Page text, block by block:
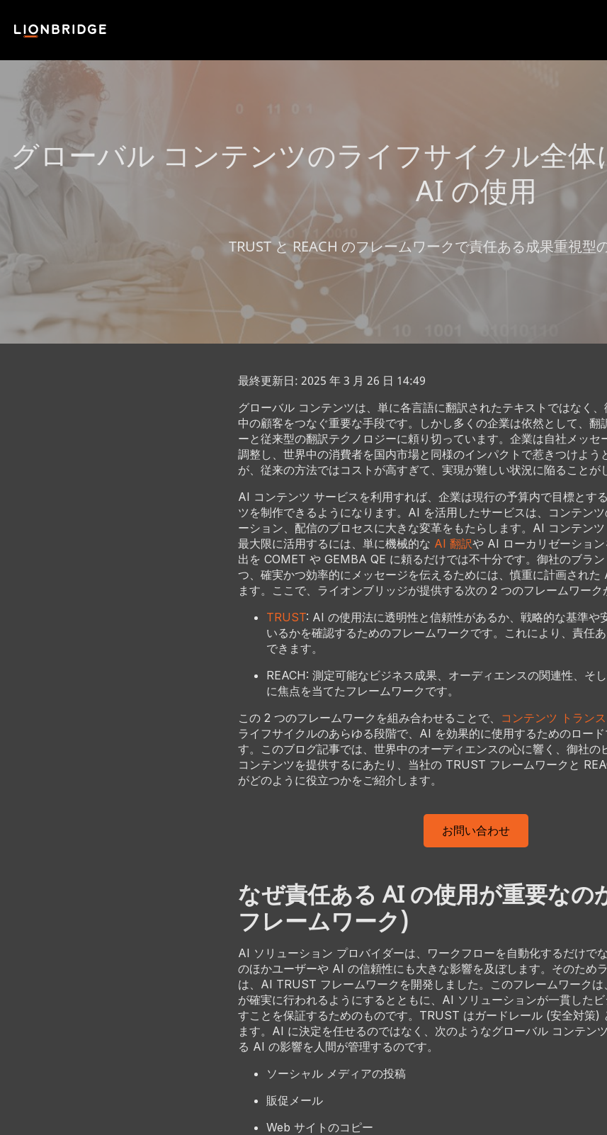
グローバル コンテンツのライフサイクル全
AI の使用
TRUST と REACH のフレームワークで責任ある成果重視型
最終更新日: 2025 年 3 月 26 日 14:49
グローバル コンテンツは、単に各言語に翻訳されたテキストではなく
中の顧客をつなぐ重要な手段です。しかし多くの企業は依然として、翻
ーと従来型の翻訳テクノロジーに頼り切っています。企業は自社メッセ
調整し、世界中の消費者を国内市場と同様のインパクトで惹きつけよう
が、従来の方法ではコストが高すぎて、実現が難しい状況に陥ることが
AI コンテンツ サービスを利用すれば、企業は現行の予算内で目標とす
ツを制作できるようになります。AI を活用したサービスは、コンテン
ーション、配信のプロセスに大きな変革をもたらします。AI コンテン
最大限に活用するには、単に機械的な AI 翻訳や AI ローカリゼーショ
出を COMET や GEMBA QE に頼るだけでは不十分です。御社のブラ
つ、確実かつ効率的にメッセージを伝えるためには、慎重に計画された
ます。ここで、ライオンブリッジが提供する次の 2 つのフレームワーク
TRUST: AI の使用法に透明性と信頼性があるか、戦略的な基準や
いるかを確認するためのフレームワークです。これにより、責任
できます。
REACH: 測定可能なビジネス成果、オーディエンスの関連性、そ
に焦点を当てたフレームワークです。
この 2 つのフレームワークを組み合わせることで、 コンテンツ トラン
ライフサイクルのあらゆる段階で、AI を効果的に使用するためのロード
す。このブログ記事では、世界中のオーディエンスの心に響く、御社の
コンテンツを提供するにあたり、当社の TRUST フレームワークと
がどのように役立つかをご紹介します。
お問い合わせ
なぜ責任ある AI の使用が重要なの
フレームワーク)
AI ソリューション プロバイダーは、ワークフローを自動化するだけで
のほかユーザーや AI の信頼性にも大きな影響を及ぼします。そのため
は、AI TRUST フレームワークを開発しました。このフレームワーク
が確実に行われるようにするとともに、AI ソリューションが一貫した
すことを保証するためのものです。TRUST はガードレール (安全対策)
ます。AI に決定を任せるのではなく、次のようなグローバル コンテン
る AI の影響を人間が管理するのです。
ソーシャル メディアの投稿
販促メール
Web サイトのコピー